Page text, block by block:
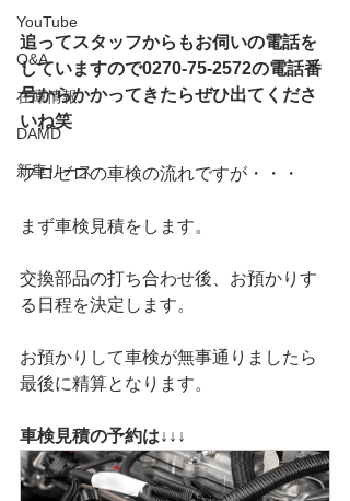
YouTube
Q&A
在庫情報
DAMD
新車リース
追ってスタッフからもお伺いの電話を
していますので0270-75-2572の電話番
号からかかってきたらぜひ出てくださ
いね笑
プロゼロの車検の流れですが・・・
まず車検見積をします。
交換部品の打ち合わせ後、お預かりす
る日程を決定します。
お預かりして車検が無事通りましたら
最後に精算となります。
車検見積の予約は↓↓↓